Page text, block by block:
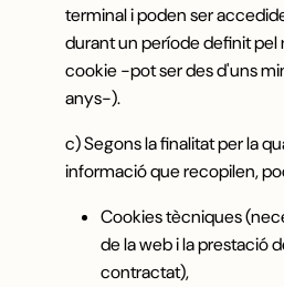
terminal i poden ser
durant un període definit pel
cookie -pot ser des d'uns
anys-).
c) Segons la finalitat per la
informació que recopilen,
Cookies tècniques
de la web i la prestació
contractat),